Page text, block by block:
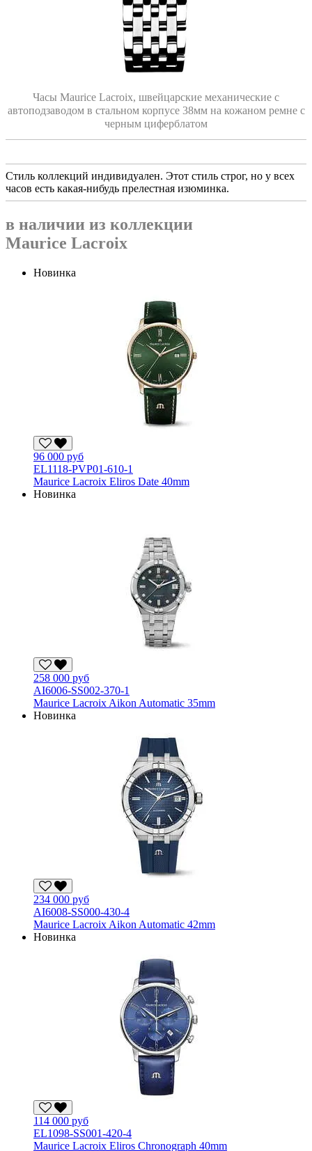
Часы Maurice Lacroix, швейцарские механические с
автоподзаводом в стальном корпусе 38мм на кожаном ремне с
черным циферблатом
Стиль коллекций индивидуален. Этот стиль строг, но у всех
часов есть какая-нибудь прелестная изюминка.
в наличии из коллекции
Maurice Lacroix
Новинка
96 000 руб
EL1118-PVP01-610-1
Maurice Lacroix Eliros Date 40mm
Новинка
258 000 руб
AI6006-SS002-370-1
Maurice Lacroix Aikon Automatic 35mm
Новинка
234 000 руб
AI6008-SS000-430-4
Maurice Lacroix Aikon Automatic 42mm
Новинка
114 000 руб
EL1098-SS001-420-4
Maurice Lacroix Eliros Chronograph 40mm